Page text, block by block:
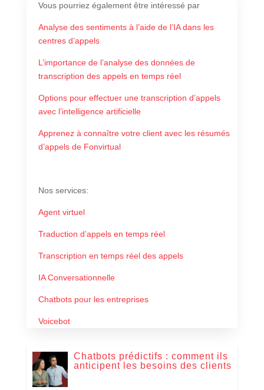
Vous pourriez également être intéressé par
Analyse des sentiments à l’aide de l’IA dans les
centres d’appels
L’importance de l’analyse des données de
transcription des appels en temps réel
Options pour effectuer une transcription d’appels
avec l’intelligence artificielle
Apprenez à connaître votre client avec les résumés
d’appels de Fonvirtual
Nos services:
Agent virtuel
Traduction d’appels en temps réel
Transcription en temps réel des appels
IA Conversationnelle
Chatbots pour les entreprises
Voicebot
Chatbots prédictifs : comment ils
anticipent les besoins des clients